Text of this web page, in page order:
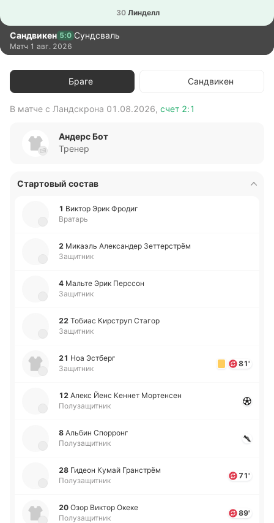
30 Ли­нделл
Сандвикен 5:0 Сундсваль
Матч 1 авг. 2026
Браге Сандвикен
В матче с Ландскрона 01.08.2026, счет 2:1
Андерс Бот
Тренер
Стартовый состав
1 Виктор Эрик Фродиг
Вратарь
2 Ми­каэль Але­кса­ндер Зе­тте­рстрём
Защитник
4 Мальте Эрик Пе­рссон
Защитник
22 Тобиас Ки­рструп Стагор
Защитник
21 Ноа Эстберг
Защитник
81'
12 Алекс Йенс Кеннет Мо­рте­нсен
Полузащитник
8 Альбин Спо­рронг
Полузащитник
28 Гидеон Кумай Гра­нстрём
Полузащитник
71'
20 Озор Виктор Океке
Полузащитник
89'